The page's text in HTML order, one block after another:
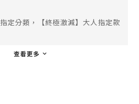
指定分類，【終極激減】大人指定款
查看更多